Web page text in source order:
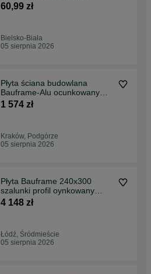
60,99 zł
Bielsko-Biała
05 sierpnia 2026
Płyta ściana budowlana
Bauframe-Alu ocunkowany
profil sklejka brzozowa
1 574 zł
Kraków, Podgórze
05 sierpnia 2026
Płyta Bauframe 240x300
szalunki profil oynkowany
stalowy 60kN
4 148 zł
Łódź, Śródmieście
05 sierpnia 2026